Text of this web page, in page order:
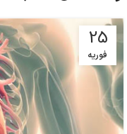
25
فوریه